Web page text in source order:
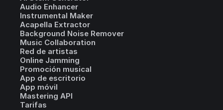
Audio Enhancer
Instrumental Maker
Acapella Extractor
Background Noise Remover
Music Collaboration
Red de artistas
Online Jamming
Promoción musical
App de escritorio
App móvil
Mastering API
Tarifas